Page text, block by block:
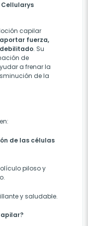
Cellularys
capilar
aportar fuerza,
. Su
de
a frenar la
de la
de las células
pilosoy
y saludable.